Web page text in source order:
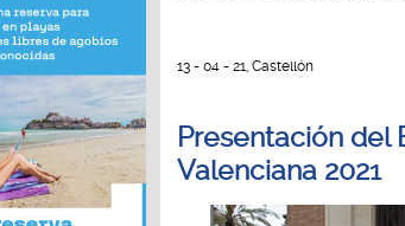
13 - 04 - 21, Castellón
Presentación del
Valenciana 2021